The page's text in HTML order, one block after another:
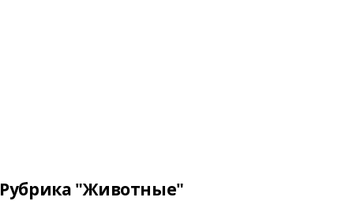
Рубрика "Животные"